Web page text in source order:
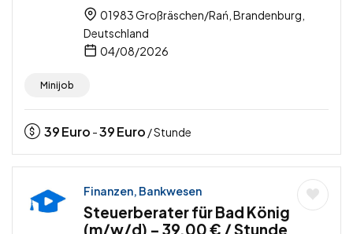
01983 Großräschen/Rań, Brandenburg,
Deutschland
04/08/2026
Minijob
39Euro -39Euro / Stunde
Finanzen, Bankwesen
Steuerberater für Bad König
(m/w/d) – 39,00 € / Stunde